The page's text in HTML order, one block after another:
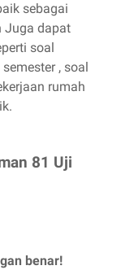
sebagai
Juga dapat
soal
, soal
rumah
81 Uji
benar!